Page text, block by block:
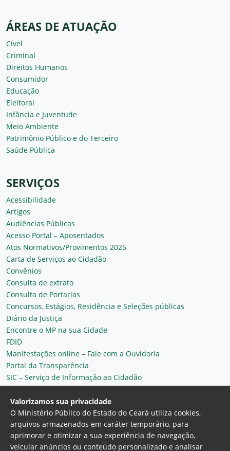
ÁREAS DE ATUAÇÃO
Cível
Criminal
Direitos Humanos
Consumidor
Educação
Eleitoral
Infância e Juventude
Meio Ambiente
Patrimônio Público e do Terceiro
Saúde Pública
SERVIÇOS
Acessibilidade
Artigos
Audiências Públicas
Acesso Portal – Aposentados
Atos Normativos/Provimentos 2025
Carta de Serviços ao Cidadão
Convênios
Consulta de extrato
Consulta de Portarias
Concursos, Estágios, Residência e Seleções públicas
Diário da Justiça
Encontre o MP na sua Cidade
FDID
Manifestações online – Fale com a Ouvidoria
Portal da Transparência
SIC – Serviço de Informação ao Cidadão
Plantão MP do Ceará
Secretaria Geral
Valorizamos sua privacidade
O Ministério Público do Estado do Ceará utiliza cookies,
arquivos armazenados em caráter temporário, para
aprimorar e otimizar a sua experiência de navegação,
veicular anúncios ou conteúdo personalizado e analisar